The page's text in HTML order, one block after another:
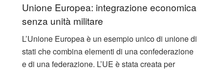
Unione Europea: integrazione economica
senza unità militare
L’Unione Europea è un esempio unico di unione di
stati che combina elementi di una confederazione
e di una federazione. L’UE è stata creata per